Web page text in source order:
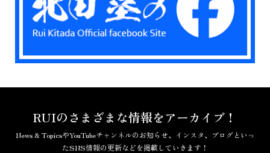
RUIのさまざまな情報をアーカイブ！
News & TopicsやYouTubeチャンネルのお知らせ、インスタ、ブログといっ
たSNS情報の更新などを掲載していきます！